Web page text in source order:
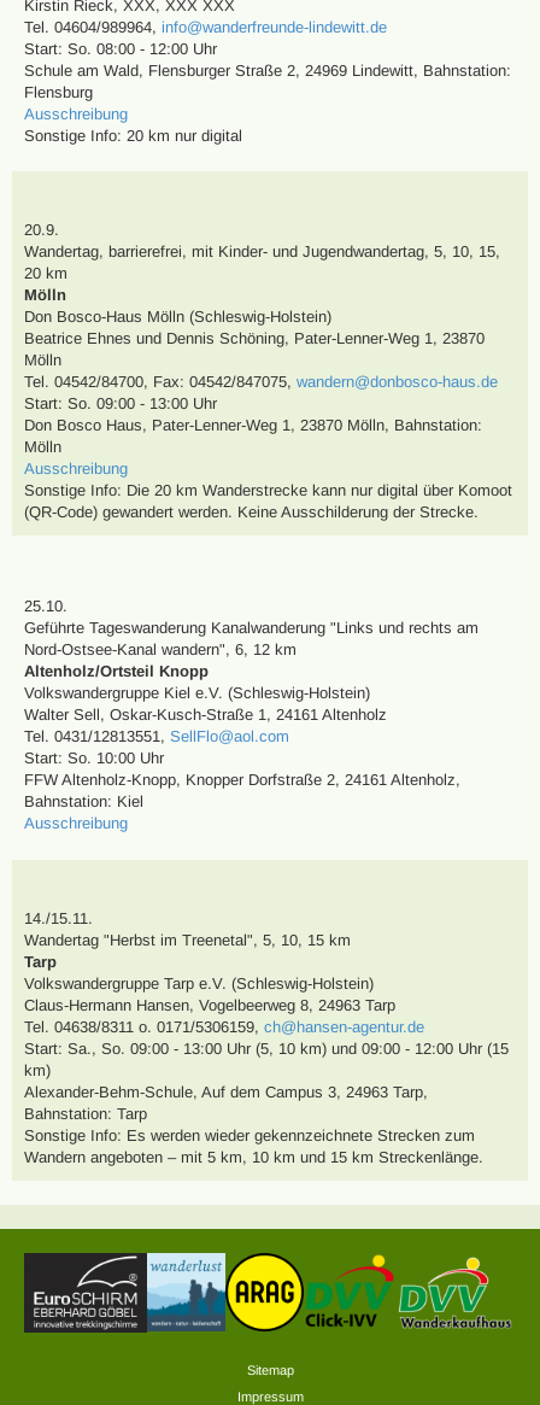
Kirstin Rieck, XXX, XXX XXX
Tel. 04604/989964, info@wanderfreunde-lindewitt.de
Start: So. 08:00 - 12:00 Uhr
Schule am Wald, Flensburger Straße 2, 24969 Lindewitt, Bahnstation:
Flensburg
Ausschreibung
Sonstige Info: 20 km nur digital
20.9.
Wandertag, barrierefrei, mit Kinder- und Jugendwandertag, 5, 10, 15,
20 km
Mölln
Don Bosco-Haus Mölln (Schleswig-Holstein)
Beatrice Ehnes und Dennis Schöning, Pater-Lenner-Weg 1, 23870
Mölln
Tel. 04542/84700, Fax: 04542/847075, wandern@donbosco-haus.de
Start: So. 09:00 - 13:00 Uhr
Don Bosco Haus, Pater-Lenner-Weg 1, 23870 Mölln, Bahnstation:
Mölln
Ausschreibung
Sonstige Info: Die 20 km Wanderstrecke kann nur digital über Komoot
(QR-Code) gewandert werden. Keine Ausschilderung der Strecke.
25.10.
Geführte Tageswanderung Kanalwanderung "Links und rechts am
Nord-Ostsee-Kanal wandern", 6, 12 km
Altenholz/Ortsteil Knopp
Volkswandergruppe Kiel e.V. (Schleswig-Holstein)
Walter Sell, Oskar-Kusch-Straße 1, 24161 Altenholz
Tel. 0431/12813551, SellFlo@aol.com
Start: So. 10:00 Uhr
FFW Altenholz-Knopp, Knopper Dorfstraße 2, 24161 Altenholz,
Bahnstation: Kiel
Ausschreibung
14./15.11.
Wandertag "Herbst im Treenetal", 5, 10, 15 km
Tarp
Volkswandergruppe Tarp e.V. (Schleswig-Holstein)
Claus-Hermann Hansen, Vogelbeerweg 8, 24963 Tarp
Tel. 04638/8311 o. 0171/5306159, ch@hansen-agentur.de
Start: Sa., So. 09:00 - 13:00 Uhr (5, 10 km) und 09:00 - 12:00 Uhr (15
km)
Alexander-Behm-Schule, Auf dem Campus 3, 24963 Tarp,
Bahnstation: Tarp
Sonstige Info: Es werden wieder gekennzeichnete Strecken zum
Wandern angeboten – mit 5 km, 10 km und 15 km Streckenlänge.
Sitemap
Impressum